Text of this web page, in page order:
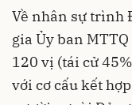
Về nhân sự trình
gia Ủy ban
120 vị (tái cử
với cơ cấu kết